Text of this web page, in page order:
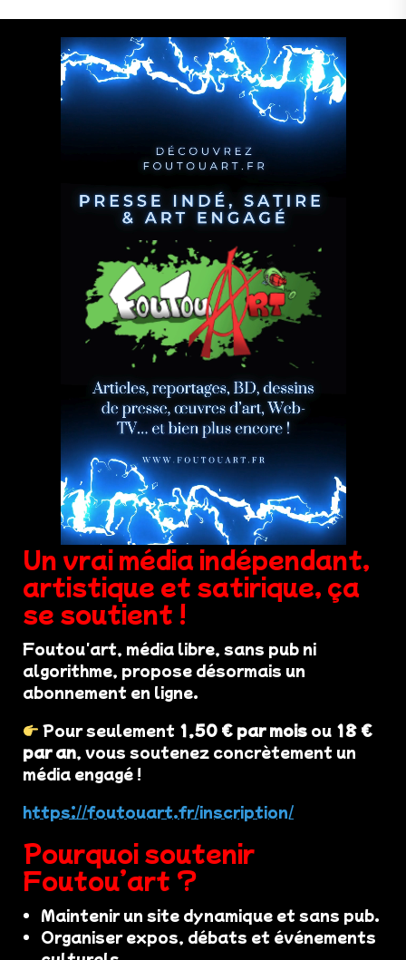
Un vrai média indépendant,
artistique et satirique, ça
se soutient !
Foutou'art, média libre, sans pub ni
algorithme, propose désormais un
abonnement en ligne.
Pour seulement 1,50 € par mois ou 18 €
par an, vous soutenez concrètement un
média engagé !
https://foutouart.fr/inscription/
Pourquoi soutenir
Foutou’art ?
Maintenir un site dynamique et sans pub.
Organiser expos, débats et événements